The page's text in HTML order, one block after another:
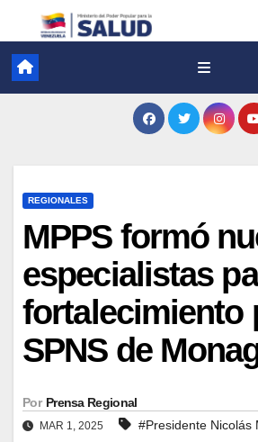
REGIONALES
MPPS formó
especialistas
fortalecimiento
SPNS de
Por Prensa Regional
MAR 1, 2025 #Presidente Nicolás